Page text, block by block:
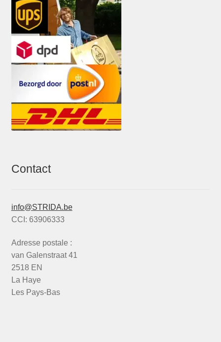
Contact
info@STRIDA.be
CCI: 63906333
Adresse postale :
van Galenstraat 41
2518 EN
La Haye
Les Pays-Bas